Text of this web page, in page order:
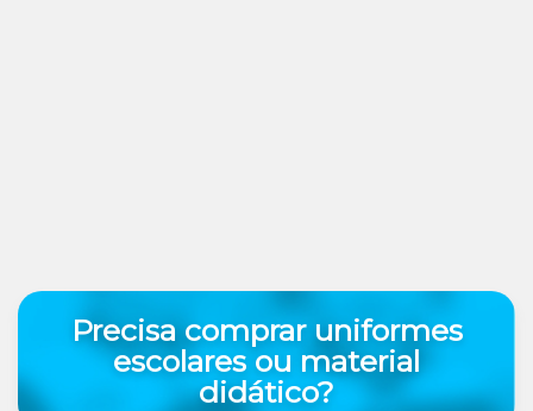
Precisa comprar uniformes
escolares ou material
didático?